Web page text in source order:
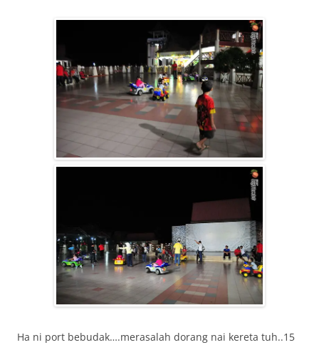
Ha ni port bebudak….merasalah dorang nai kereta tuh..15